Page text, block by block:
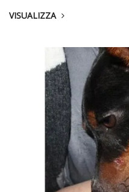
VISUALIZZA